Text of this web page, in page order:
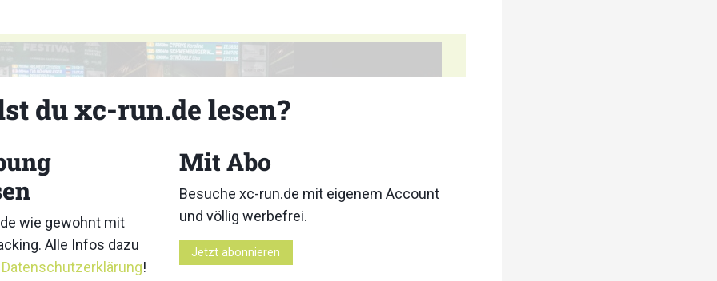
8 9
du xc-run.de lesen?
wie gewohnt mit
Alle Infos dazu
Datenschutzerklärung!
Mit Abo
Besuche xc-run.de mit eigenem Account
und völlig werbefrei.
Jetzt abonnieren